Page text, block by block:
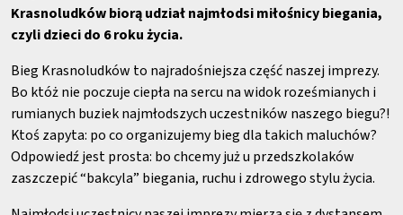
Krasnoludków biorą udział najmłodsi miłośnicy biegania,
czyli dzieci do 6 roku życia.
Bieg Krasnoludków to najradośniejsza część naszej imprezy.
Bo któż nie poczuje ciepła na sercu na widok roześmianych i
rumianych buziek najmłodszych uczestników naszego biegu?!
Ktoś zapyta: po co organizujemy bieg dla takich maluchów?
Odpowiedź jest prosta: bo chcemy już u przedszkolaków
zaszczepić “bakcyla” biegania, ruchu i zdrowego stylu życia.